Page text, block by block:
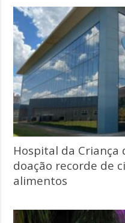
Hospital da Criança
doação recorde de
alimentos